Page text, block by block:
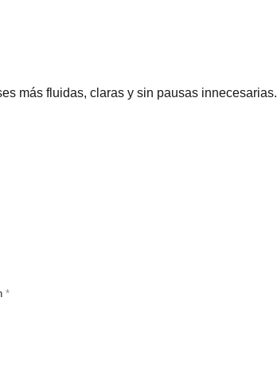
más fluidas, claras y sin pausas innecesarias.
*